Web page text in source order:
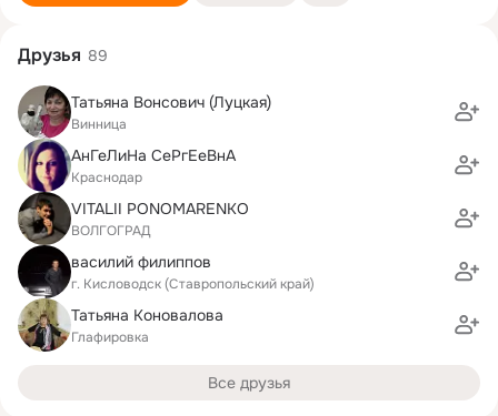
Друзья 89
Татьяна Вонсович (Луцкая)
Винница
АнГеЛиНа СеРгЕеВнА
Краснодар
VITALII PONOMARENKO
ВОЛГОГРАД
василий филиппов
г. Кисловодск (Ставропольский край)
Татьяна Коновалова
Глафировка
Все друзья